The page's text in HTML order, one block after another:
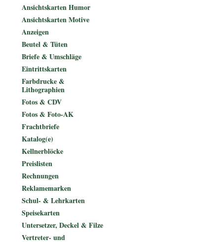
Ansichtskarten Humor
Ansichtskarten Motive
Anzeigen
Beutel & Tüten
Briefe & Umschläge
Eintrittskarten
Farbdrucke &
Lithographien
Fotos & CDV
Fotos & Foto-AK
Frachtbriefe
Katalog(e)
Kellnerblöcke
Preislisten
Rechnungen
Reklamemarken
Schul- & Lehrkarten
Speisekarten
Untersetzer, Deckel & Filze
Vertreter- und